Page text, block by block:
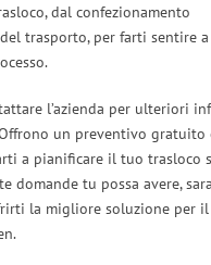
dal confezionamento
trasporto, per farti sentire
l’azienda per ulteriori
un preventivo gratuito
a pianificare il tuo trasloco
domande tu possa avere,
la migliore soluzione per